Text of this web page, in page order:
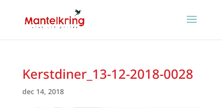
Kerstdiner_13-12-2018-0028
dec 14, 2018